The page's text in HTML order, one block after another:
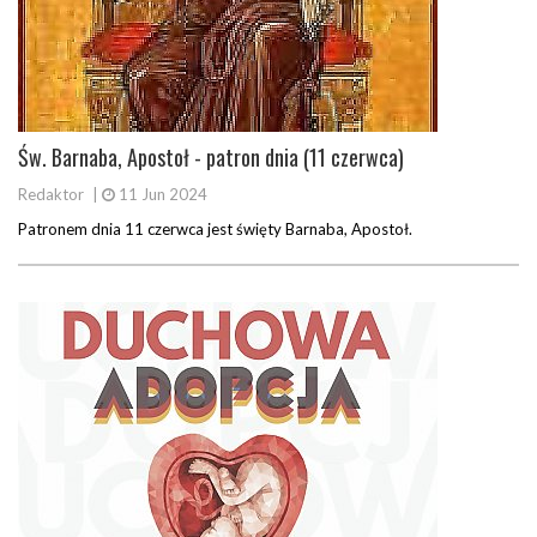
Św. Barnaba, Apostoł - patron dnia (11 czerwca)
Redaktor
11 Jun 2024
Patronem dnia 11 czerwca jest święty Barnaba, Apostoł.